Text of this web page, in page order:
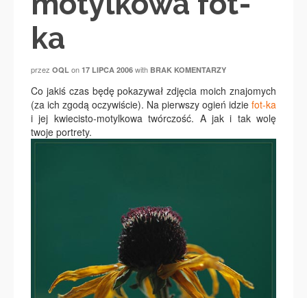
ka
przez OQL on 17 LIPCA 2006 with BRAK KOMENTARZY
Co jakiś czas będę pokazywał zdjęcia moich znajomych
(za ich zgodą oczywiście). Na pierwszy ogień idzie fot-ka
i jej kwiecisto-motylkowa twórczość. A jak i tak wolę
twoje portrety.